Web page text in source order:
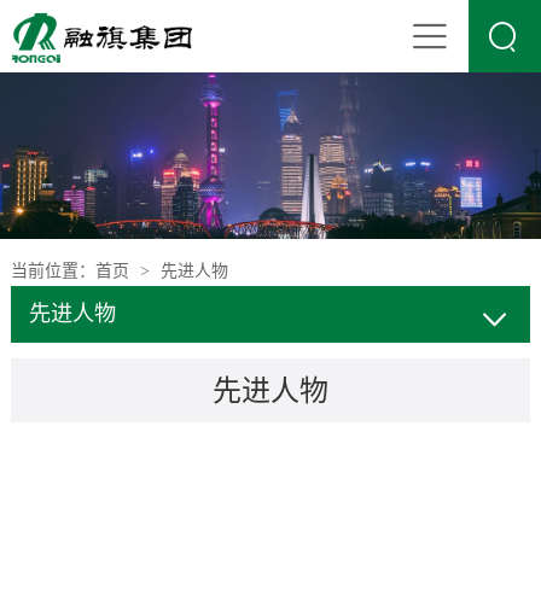

当前位置： 首页 > 先进人物
先进人物
先进人物